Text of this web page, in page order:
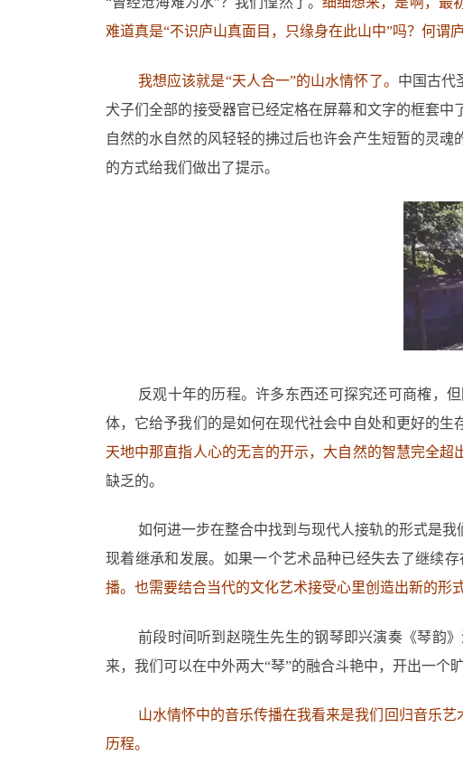
难道真是“不识庐山真面目，只缘身在此山中”吗？何谓
我想应该就是“天人合一”的山水情怀了。 中国古代
犬子们全部的接受器官已经定格在屏幕和文字的框套
自然的水自然的风轻轻的拂过后也许会产生短暂的灵
的方式给我们做出了提示。
反观十年的历程。许多东西还可探究还可商榷，
体，它给予我们的是如何在现代社会中自处和更好的生
天地中那直指人心的无言的开示，大自然的智慧完全
缺乏的。
如何进一步在整合中找到与现代人接轨的形式是
现着继承和发展。如果一个艺术品种已经失去了继续
播。也需要结合当代的文化艺术接受心里创造出新的形式
前段时间听到赵晓生先生的钢琴即兴演奏《琴韵
来，我们可以在中外两大“琴”的融合斗艳中，开出一个旷
山水情怀中的音乐传播在我看来是我们回归音乐
历程。